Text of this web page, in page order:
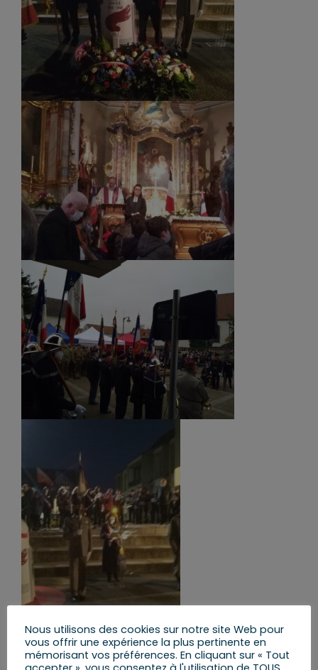
Nous utilisons des cookies sur notre site Web pour
vous offrir une expérience la plus pertinente en
mémorisant vos préférences. En cliquant sur « Tout